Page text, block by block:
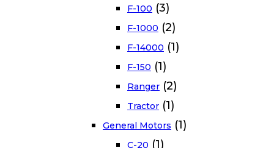
F-100 (3)
F-1000 (2)
F-14000 (1)
F-150 (1)
Ranger (2)
Tractor (1)
General Motors (1)
C-20 (1)